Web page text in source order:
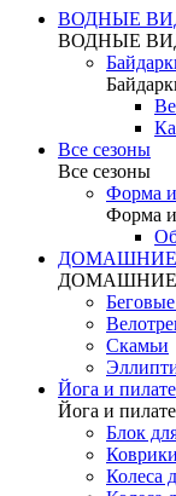
ВОДНЫЕ
ВОДНЫЕ
Все сезоны
Все сезоны
Форма
Форма
Скамьи
Йога и
Йога и
Блок
Колеса